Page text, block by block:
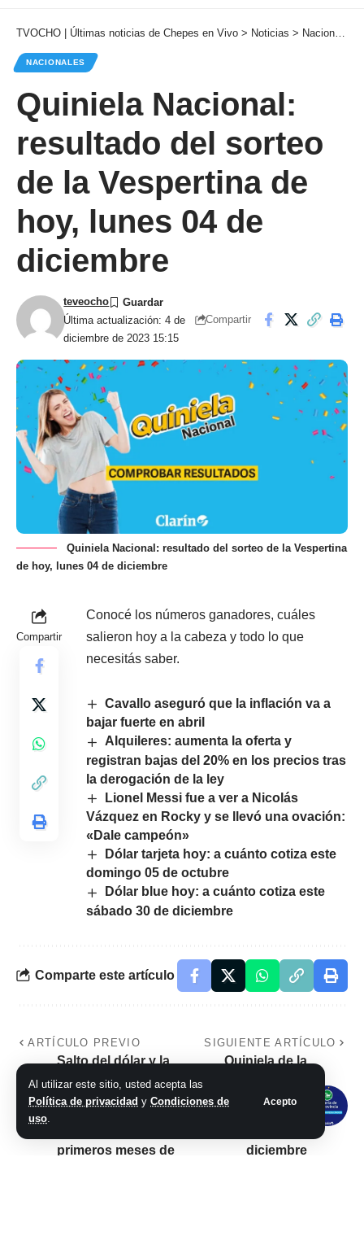
Al utilizar este sitio, usted acepta las
Política de privacidad y Condiciones de
uso.
Acepto
TVOCHO | Últimas noticias de Chepes en Vivo > Noticias > Nacionales
NACIONALES
Quiniela Nacional:
resultado del sorteo
de la Vespertina de
hoy, lunes 04 de
diciembre
Última actualización: 4 de
diciembre de 2023 15:15
teveocho
Compartir
Quiniela Nacional: resultado del sorteo de la Vespertina
de hoy, lunes 04 de diciembre
Compartir
Conocé los números ganadores, cuáles
salieron hoy a la cabeza y todo lo que
necesitás saber.
Cavallo aseguró que la inflación va a
bajar fuerte en abril
Alquileres: aumenta la oferta y
registran bajas del 20% en los precios tras
la derogación de la ley
Lionel Messi fue a ver a Nicolás
Vázquez en Rocky y se llevó una ovación:
«Dale campeón»
Dólar tarjeta hoy: a cuánto cotiza este
domingo 05 de octubre
Dólar blue hoy: a cuánto cotiza este
sábado 30 de diciembre
Comparte este artículo
ARTÍCULO PREVIO
Salto del dólar y la
inflación: qué
proyectan los
primeros meses de
SIGUIENTE ARTÍCULO
Quiniela de la
Provincia: resultado
del sorteo de la
diciembre